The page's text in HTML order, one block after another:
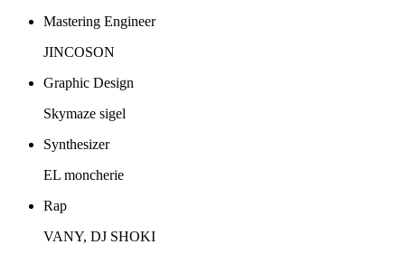
Mastering Engineer
JINCOSON
Graphic Design
Skymaze sigel
Synthesizer
EL moncherie
Rap
VANY, DJ SHOKI